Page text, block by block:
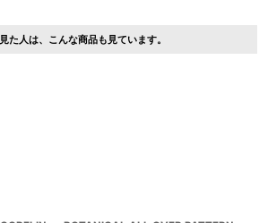
た人は、こんな商品も見ています。